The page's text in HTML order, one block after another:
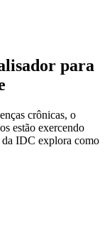
para
crônicas, o
estão exercendo
da IDC explora como